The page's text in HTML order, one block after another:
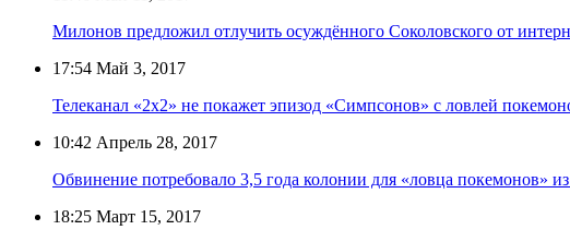
Милонов предложил отлучить осуждённого Соколовского от
17:54 Май 3, 2017
Телеканал «2х2» не покажет эпизод «Симпсонов» с ловлей
10:42 Апрель 28, 2017
Обвинение потребовало 3,5 года колонии для «ловца покемонов»
18:25 Март 15, 2017